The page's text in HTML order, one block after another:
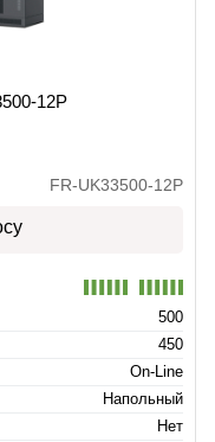
12P
FR-UK33500-12P
500
450
On-Line
Напольный
Нет